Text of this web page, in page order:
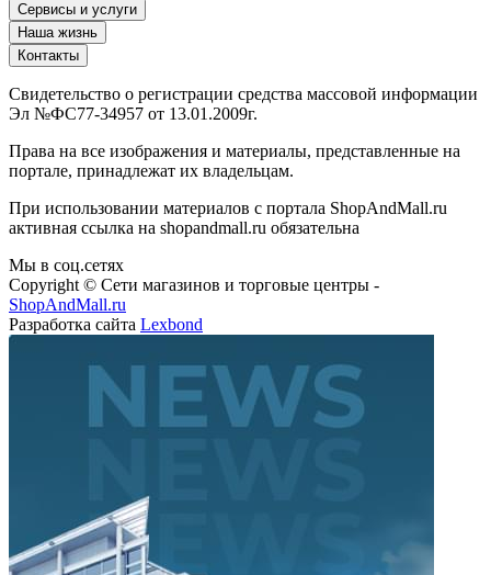
Сервисы и услуги
Наша жизнь
Контакты
Свидетельство о регистрации средства массовой информации
Эл №ФС77-34957 от 13.01.2009г.
Права на все изображения и материалы, представленные на
портале, принадлежат их владельцам.
При использовании материалов с портала ShopAndMall.ru
активная ссылка на shopandmall.ru обязательна
Мы в соц.сетях
Copyright © Сети магазинов и торговые центры -
ShopAndMall.ru
Разработка сайта Lexbond